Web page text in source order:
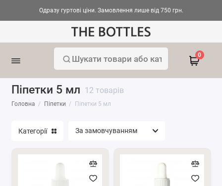
Одразу гуртові ціни. Замовлення лише від 750 грн.
0
Піпетки 5 мл 12 товарів
Головна Піпетки Піпетки 5 мл
Кільця для піпеток з різбою
Піпетки 15 мл
Категорії